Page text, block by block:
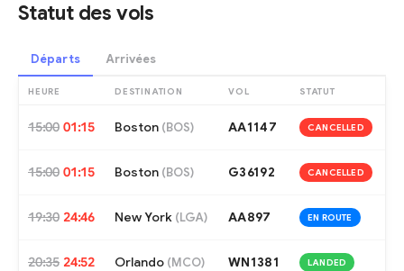
Statut des vols
Départs Arrivées
HEURE DESTINATION VOL STATUT
15:00 01:15 Boston (BOS) AA1147 CANCELLED
15:00 01:15 Boston (BOS) G36192 CANCELLED
19:30 24:46 New York (LGA) AA897 EN ROUTE
20:35 24:52 Orlando (MCO) WN1381 LANDED